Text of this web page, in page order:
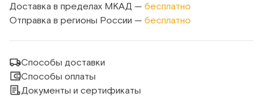
Доставка в пределах МКАД — бесплатно
Отправка в регионы России — бесплатно
Способы доставки
Способы оплаты
Документы и сертификаты